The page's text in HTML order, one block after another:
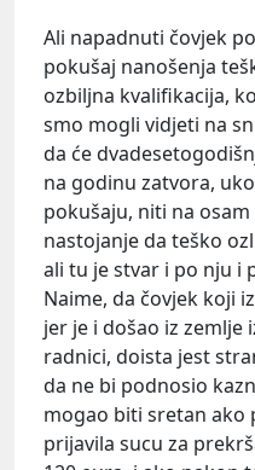
Ali napadnuti čovjek
pokušaj nanošenja
ozbiljna kvalifikacija,
smo mogli vidjeti na
da će
na godinu zatvora,
pokušaju, niti na
nastojanje da teško
ali tu je stvar i po nju i
Naime, da čovjek koji
jer je i došao iz zemlje
radnici, doista jest
da ne bi podnosio
mogao biti sretan ako
prijavila sucu za